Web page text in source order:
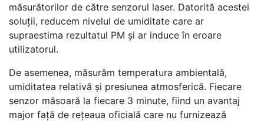
măsurătorilor de către senzorul laser. Datorită acestei
soluții, reducem nivelul de umiditate care ar
supraestima rezultatul PM și ar induce în eroare
utilizatorul.
De asemenea, măsurăm temperatura ambientală,
umiditatea relativă și presiunea atmosferică. Fiecare
senzor măsoară la fiecare 3 minute, fiind un avantaj
major față de rețeaua oficială care nu furnizează